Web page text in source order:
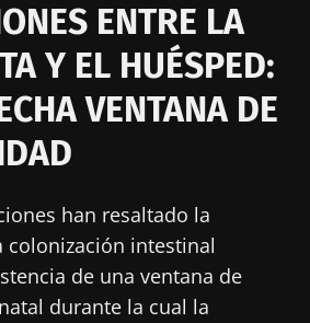
ENTRE LA
Y EL HUÉSPED:
VENTANA DE
han resaltado la
colonización intestinal
de una ventana de
durante la cual la